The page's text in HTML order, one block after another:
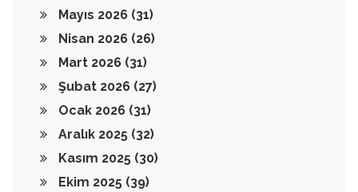
Mayıs 2026 (31)
Nisan 2026 (26)
Mart 2026 (31)
Şubat 2026 (27)
Ocak 2026 (31)
Aralık 2025 (32)
Kasım 2025 (30)
Ekim 2025 (39)